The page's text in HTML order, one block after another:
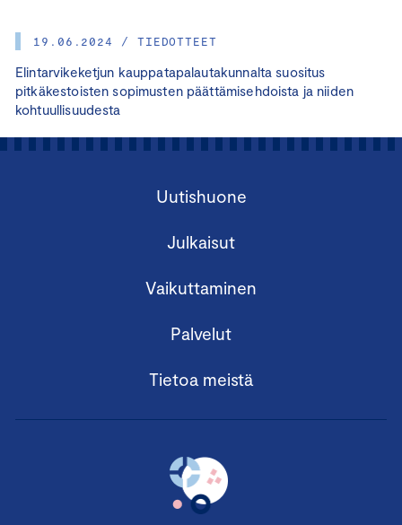
19.06.2024 / TIEDOTTEET
Elintarvikeketjun kauppatapalautakunnalta suositus
pitkäkestoisten sopimusten päättämisehdoista ja niiden
kohtuullisuudesta
Uutishuone
Julkaisut
Vaikuttaminen
Palvelut
Tietoa meistä